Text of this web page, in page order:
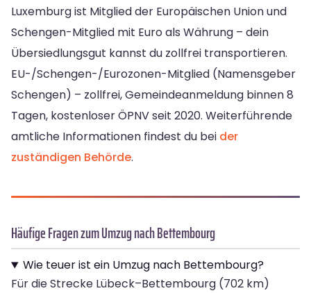
Luxemburg ist Mitglied der Europäischen Union und
Schengen-Mitglied mit Euro als Währung – dein
Übersiedlungsgut kannst du zollfrei transportieren.
EU-/Schengen-/Eurozonen-Mitglied (Namensgeber
Schengen) – zollfrei, Gemeindeanmeldung binnen 8
Tagen, kostenloser ÖPNV seit 2020. Weiterführende
amtliche Informationen findest du bei der
zuständigen Behörde.
Häufige Fragen zum Umzug nach Bettembourg
Wie teuer ist ein Umzug nach Bettembourg?
Für die Strecke Lübeck–Bettembourg (702 km)